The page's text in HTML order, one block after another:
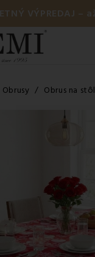
VÝPREDAJ –
Obrusy Obrus na